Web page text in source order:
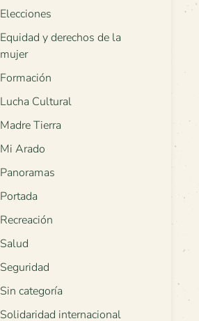
Elecciones
Equidad y derechos de la
mujer
Formación
Lucha Cultural
Madre Tierra
Mi Arado
Panoramas
Portada
Recreación
Salud
Seguridad
Sin categoría
Solidaridad internacional